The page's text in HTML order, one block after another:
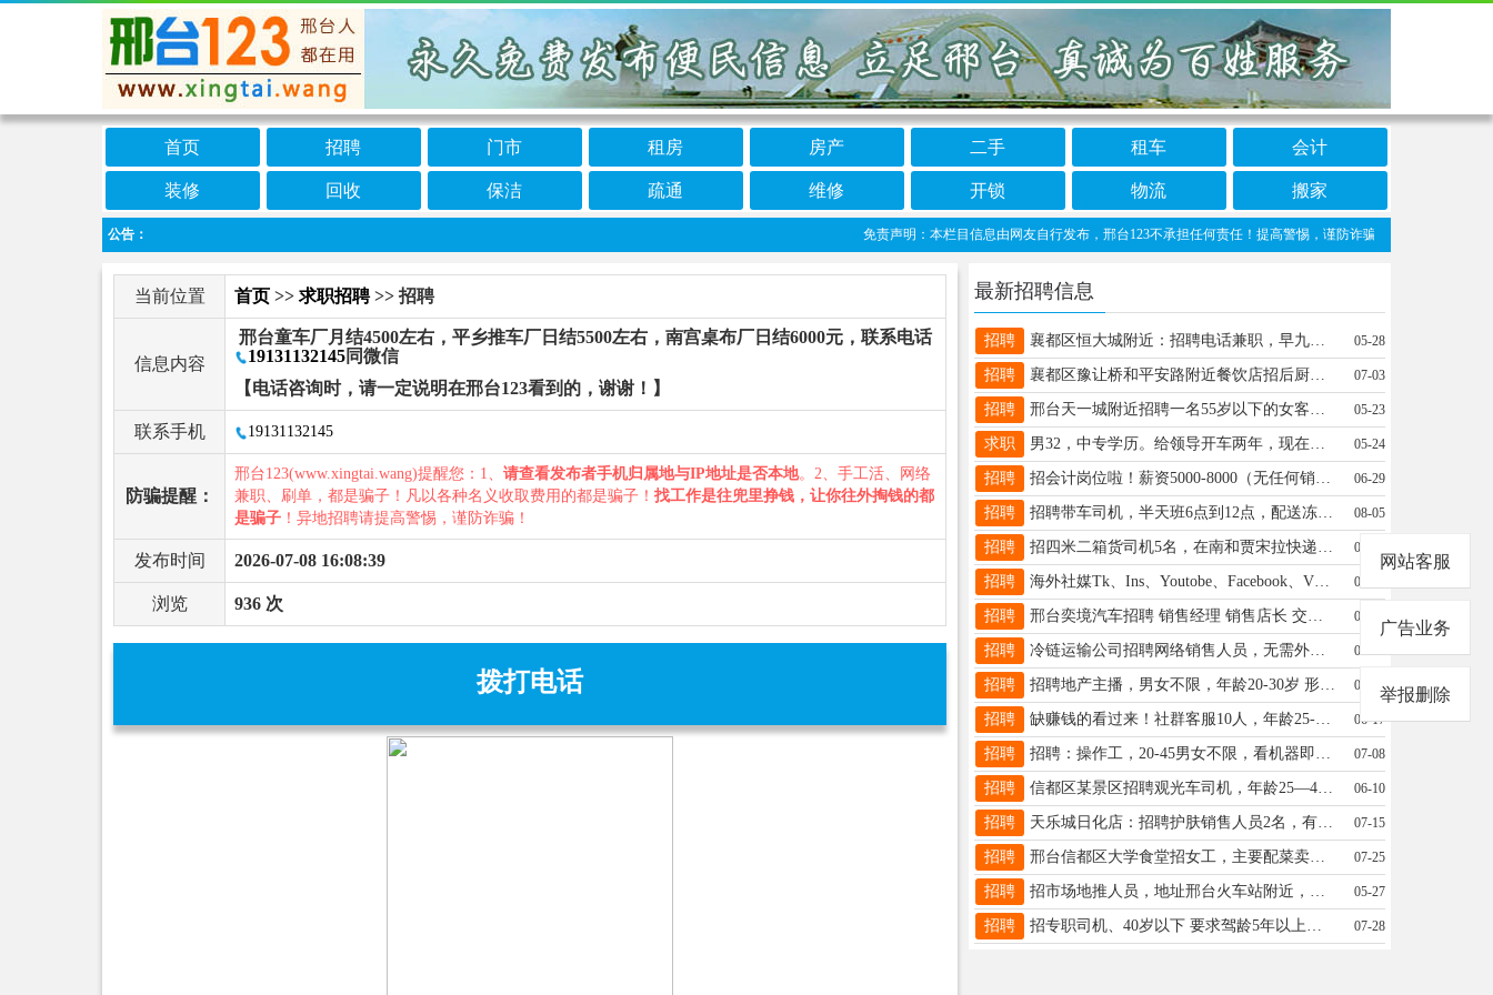
首页 招聘 门市 租房 房产 二手 租车 会计
装修 回收 保洁 疏通 维修 开锁 物流 搬家
公告： 免责声明：本栏目信息由网友自行发布，邢台123不承担任何责任！提高警惕，谨防诈骗！做推广、做信息置顶
当前位置 首页 >> 求职招聘>> 招聘
信息内容
邢台童车厂月结4500左右，平乡推车厂日结5500左右，南宫桌布厂日结6000元，联系电话
19131132145同微信
【电话咨询时，请一定说明在邢台123看到的，谢谢！】
联系手机 19131132145
防骗提醒：
邢台123(www.xingtai.wang)提醒您：1、 请查看发布者手机归属地与IP地址是否本地。2、手工活、网络
兼职、刷单，都是骗子！凡以各种名义收取费用的都是骗子！ 找工作是往兜里挣钱，让你往外掏钱的都
是骗子 ！异地招聘请提高警惕，谨防诈骗！
发布时间 2026-07-08 16:08:39
浏览 936 次
拨打电话
最新招聘信息
招聘 襄都区恒大城附近：招聘电话兼职，早九晚六，中午休息3小时，需要自备电脑或平板，联系电话13131966992 05-28
招聘 襄都区豫让桥和平安路附近餐饮店招后厨杂工，长期工和钟点工，有意者电话联系15512812836 07-03
招聘 邢台天一城附近招聘一名55岁以下的女客房保洁员，工资2300，有工作经验者优先，电话：17731922021（微信同上） 05-23
求职 男32，中专学历。给领导开车两年，现在求职长期稳定工作，最好交社保的。15832968560同V 05-24
招聘 招会计岗位啦！薪资5000-8000（无任何销售性质）双休法休有五险，7.5小时工作制，联系：19931992783 06-29
招聘 招聘带车司机，半天班6点到12点，配送冻货，车型大面或3米2箱货电车，跑任县巨鹿，具体薪资电话详谈15032456999 08-05
招聘 招四米二箱货司机5名，在南和贾宋拉快递，要求三年以上驾龄，50周岁以内，会操作APP,吃苦耐劳13930922348 05-15
招聘 海外社媒Tk、Ins、Youtobe、Facebook、Vk、WhatsApp运营，底薪六千，王18311090675 05-12
招聘 邢台奕境汽车招聘 销售经理 销售店长 交付经理 销售主管 交付专员 销售 主播 电话：17732913777 05-16
招聘 冷链运输公司招聘网络销售人员，无需外出，坐班制，薪资3000+提成。地址：祝村镇邢清公路239号19931932076 07-09
招聘 招聘地产主播，男女不限，年龄20-30岁 形象好有较强表达能力，能够完成拍摄和直播任务，电话13331099050 05-29
招聘 缺赚钱的看过来！社群客服10人，年龄25-35，月薪综合8000+, 13:30-22:00☎17734514106V 06-17
招聘 招聘：操作工，20-45男女不限，看机器即可，轻松月入8千以上，包吃住，有夜班，不是体力活！19333928075同V 07-08
招聘 信都区某景区招聘观光车司机，年龄25—45，管吃住，有工作经验者优先，工资面议。联系电话13293126789张总。 06-10
招聘 天乐城日化店：招聘护肤销售人员2名，有经验优先，工作环境好，待遇优厚，工资面议，电话18631923593 07-15
招聘 邢台信都区大学食堂招女工，主要配菜卖饭，有意者联系电话18831955277 07-25
招聘 招市场地推人员，地址邢台火车站附近，女姓年龄35-50吃苦耐劳身体健康口齿伶俐，薪资3千-5千电话19133908680 05-27
招聘 招专职司机、40岁以下 要求驾龄5年以上，信都居住，人品端正，勤快干净、有专职经验，五险。18731930818 07-28
网站客服
广告业务
举报删除